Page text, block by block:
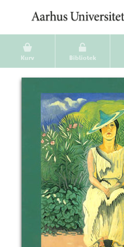
Kurv Bibliotek